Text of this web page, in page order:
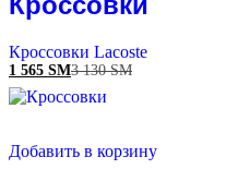
Кроссовки Lacoste
1 565 ЅМ3 130ЅМ
Добавить в корзину